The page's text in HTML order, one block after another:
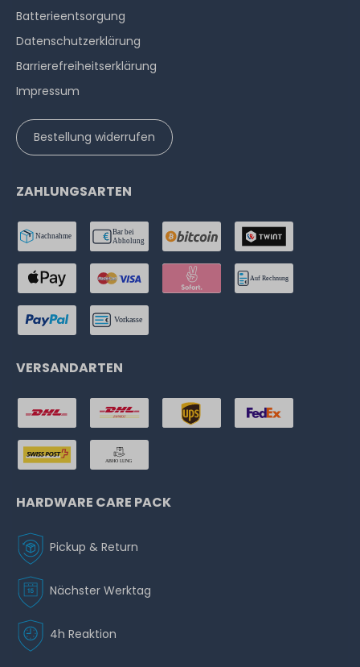
Batterieentsorgung
Datenschutzerklärung
Barrierefreiheitserklärung
Impressum
Bestellung widerrufen
ZAHLUNGSARTEN
VERSANDARTEN
HARDWARE CARE PACK
Pickup & Return
Nächster Werktag
4h Reaktion